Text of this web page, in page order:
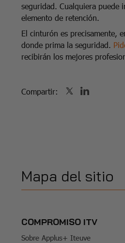
seguridad. Cualquiera puede
elemento de retención.
El cinturón es precisamente,
donde prima la seguridad.
recibirán los mejores
Compartir:
Mapa del sitio
COMPROMISO ITV
Sobre Applus+ Iteuve